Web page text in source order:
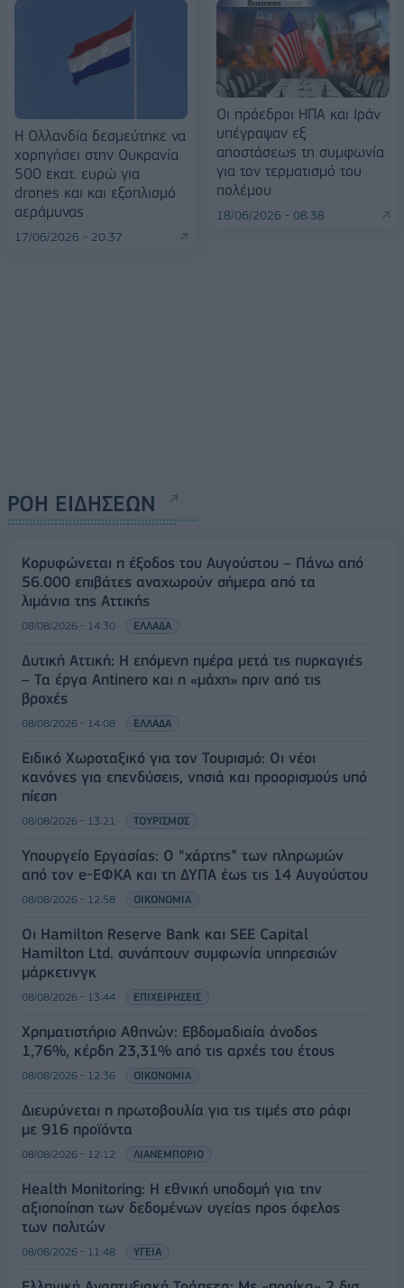
Η Ολλανδία δεσμεύτηκε να
χορηγήσει στην Ουκρανία
500 εκατ. ευρώ για
drones και και εξοπλισμό
αεράμυνας
17/06/2026 - 20:37
Οι πρόεδροι ΗΠΑ και Ιράν
υπέγραψαν εξ
αποστάσεως τη συμφωνία
για τον τερματισμό του
πολέμου
18/06/2026 - 08:38
ΡΟΗ ΕΙΔΗΣΕΩΝ
Κορυφώνεται η έξοδος του Αυγούστου – Πάνω από
56.000 επιβάτες αναχωρούν σήμερα από τα
λιμάνια της Αττικής
08/08/2026 - 14:30 ΕΛΛΑΔΑ
Δυτική Αττική: Η επόμενη ημέρα μετά τις πυρκαγιές
– Τα έργα Antinero και η «μάχη» πριν από τις
βροχές
08/08/2026 - 14:08 ΕΛΛΑΔΑ
Ειδικό Χωροταξικό για τον Τουρισμό: Οι νέοι
κανόνες για επενδύσεις, νησιά και προορισμούς υπό
πίεση
08/08/2026 - 13:21 ΤΟΥΡΙΣΜΟΣ
Υπουργείο Εργασίας: Ο “χάρτης” των πληρωμών
από τον e-ΕΦΚΑ και τη ΔΥΠΑ έως τις 14 Αυγούστου
08/08/2026 - 12:58 ΟΙΚΟΝΟΜΙΑ
Οι Hamilton Reserve Bank και SEE Capital
Hamilton Ltd. συνάπτουν συμφωνία υπηρεσιών
μάρκετινγκ
08/08/2026 - 13:44 ΕΠΙΧΕΙΡΗΣΕΙΣ
Χρηματιστήριο Αθηνών: Εβδομαδιαία άνοδος
1,76%, κέρδη 23,31% από τις αρχές του έτους
08/08/2026 - 12:36 ΟΙΚΟΝΟΜΙΑ
Διευρύνεται η πρωτοβουλία για τις τιμές στο ράφι
με 916 προϊόντα
08/08/2026 - 12:12 ΛΙΑΝΕΜΠΟΡΙΟ
Health Monitoring: Η εθνική υποδομή για την
αξιοποίηση των δεδομένων υγείας προς όφελος
των πολιτών
08/08/2026 - 11:48 ΥΓΕΙΑ